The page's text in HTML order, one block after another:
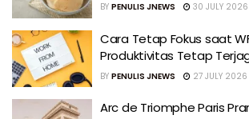
BY PENULIS JNEWS 30 JULY 2026
Cara Tetap Fokus saat
Produktivitas Tetap
BY PENULIS JNEWS 27 JULY 2026
Arc de Triomphe Paris